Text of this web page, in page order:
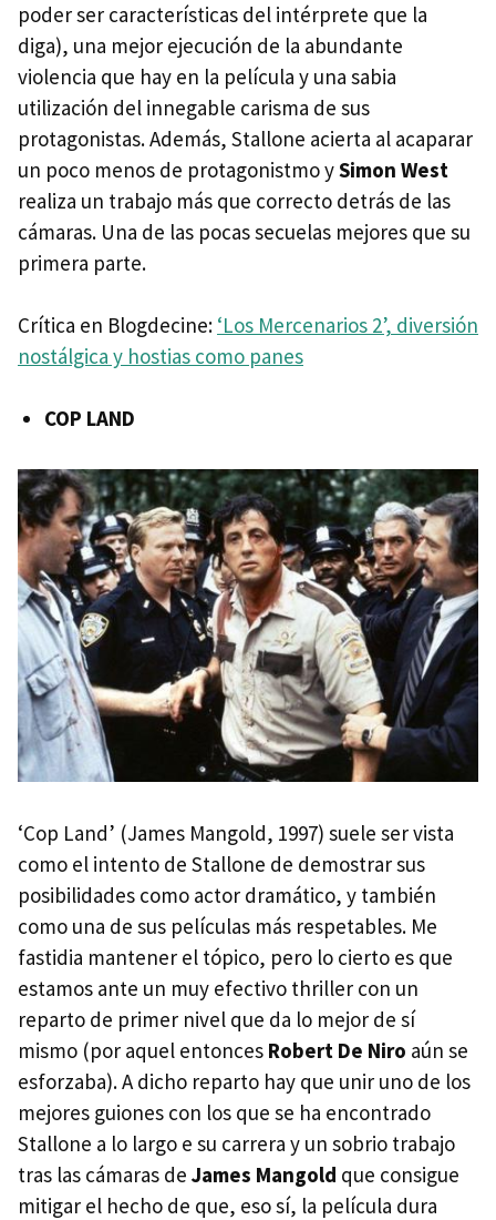
poder ser características del intérprete que la
diga), una mejor ejecución de la abundante
violencia que hay en la película y una sabia
utilización del innegable carisma de sus
protagonistas. Además, Stallone acierta al acaparar
un poco menos de protagonistmo ySimon West
realiza un trabajo más que correcto detrás de las
cámaras. Una de las pocas secuelas mejores que su
primera parte.
Crítica en Blogdecine: ‘Los Mercenarios 2’, diversión
nostálgica y hostias como panes
COP LAND
‘Cop Land’ (James Mangold, 1997) suele ser vista
como el intento de Stallone de demostrar sus
posibilidades como actor dramático, y también
como una de sus películas más respetables. Me
fastidia mantener el tópico, pero lo cierto es que
estamos ante un muy efectivo thriller con un
reparto de primer nivel que da lo mejor de sí
mismo (por aquel entonces Robert De Niro aún se
esforzaba). A dicho reparto hay que unir uno de los
mejores guiones con los que se ha encontrado
Stallone a lo largo e su carrera y un sobrio trabajo
tras las cámaras de James Mangold que consigue
mitigar el hecho de que, eso sí, la película dura